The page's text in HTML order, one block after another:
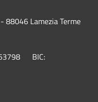
88046 Lamezia Terme
BIC: